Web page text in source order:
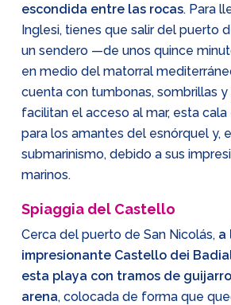
escondida entre las rocas. Para
Inglesi, tienes que salir del puerto
un sendero —de unos quince
en medio del matorral
cuenta con tumbonas, sombrillas y
facilitan el acceso al mar, esta
para los amantes del esnórquel y,
submarinismo, debido a sus
marinos.
Spiaggia del Castello
Cerca del puerto de San Nicolás, a
impresionante Castello dei
esta playa con tramos de
arena, colocada de forma que